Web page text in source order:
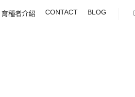
育種者介紹 CONTACT BLOG